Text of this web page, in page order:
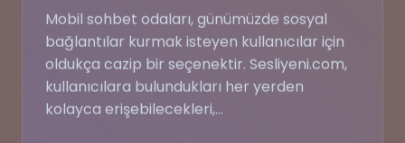
Mobil sohbet odaları, günümüzde sosyal
bağlantılar kurmak isteyen kullanıcılar için
oldukça cazip bir seçenektir. Sesliyeni.com,
kullanıcılara bulundukları her yerden
kolayca erişebilecekleri,...